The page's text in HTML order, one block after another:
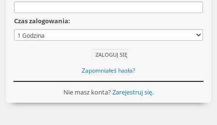
Czas zalogowania:
Zapomniałeś hasła?
Nie masz konta? Zarejestruj się.